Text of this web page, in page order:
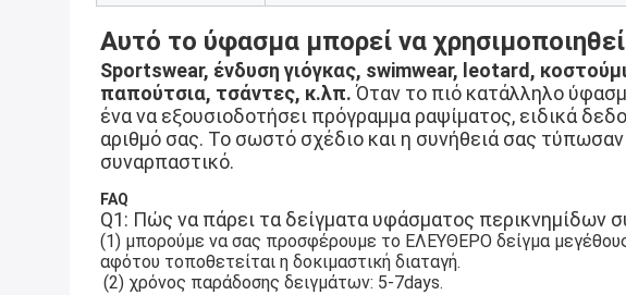
Αυτό το ύφασμα μπορεί να
Sportswear, ένδυση γιόγκας, swimwear, leotard,
παπούτσια, τσάντες, κ.λπ. Όταν το πιό κατάλληλο
ένα να εξουσιοδοτήσει πρόγραμμα ραψίματος, ειδικά
αριθμό σας. Το σωστό σχέδιο και η συνήθειά σας
συναρπαστικό.
FAQ
Q1: Πώς να πάρει τα δείγματα υφάσματος περικνημίδων
(1) μπορούμε να σας προσφέρουμε το ΕΛΕΥΘΕΡΟ δείγμα
αφότου τοποθετείται η δοκιμαστική διαταγή.
(2) χρόνος παράδοσης δειγμάτων: 5-7days.